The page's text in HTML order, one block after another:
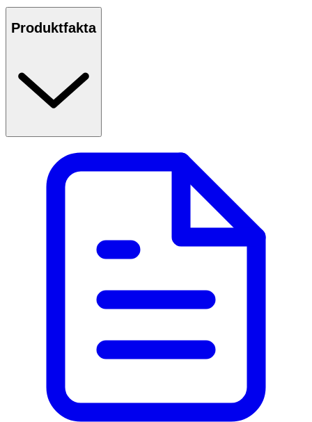
Produktfakta